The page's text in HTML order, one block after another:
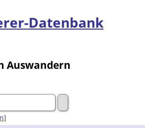
Datenbank
Auswandern